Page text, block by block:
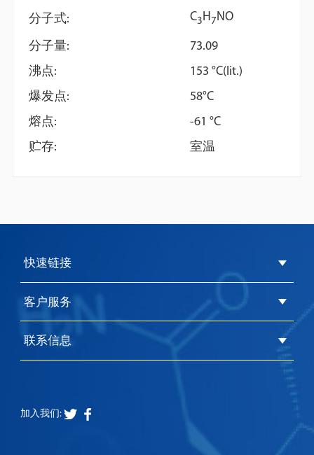
分子式: C3H7NO
分子量:
73.09
沸点:
153 °C(lit.)
爆发点:
58°C
熔点:
-61 °C
贮存:
室温
快速链接
客户服务
联系信息
加入我们: